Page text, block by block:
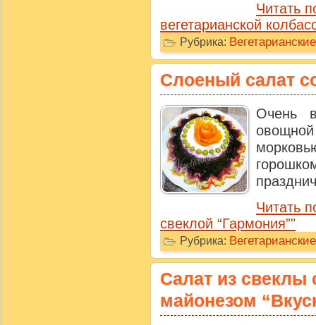
Читать
вегетарианской
Рубрика:
Слоеный салат
Очень
Читать
свеклой “Гармония”"
Рубрика:
Салат из свеклы
майонезом